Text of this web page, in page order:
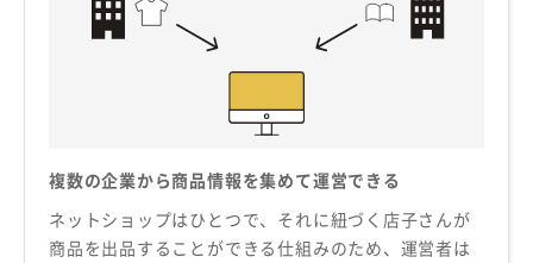
複数の企業から商品情報を集めて運営できる
ネットショップはひとつで、それに紐づく店子さんが
商品を出品することができる仕組みのため、運営者は